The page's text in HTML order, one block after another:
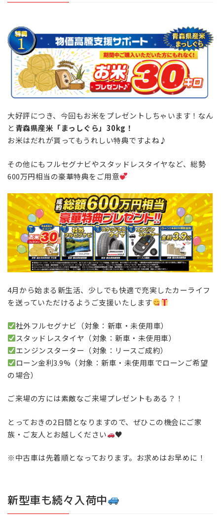
大好評につき、今回もお米をプレゼントしちゃいます！なん
と青森県産米「まっしぐら」30kg！
お米はだれが貰ってもうれしい特典ですよね♪
その他にもフルセグナビやスタッドレスタイヤなど、総勢
600万円相当の豪華特典をご用意
4月から始まる新生活、少しでも快適で充実したカーライフ
を送っていただけるようご支援いたします
社外フルセグナビ（対象：新車・未使用車）
スタッドレスタイヤ（対象：新車・未使用車）
エンジンスターター（対象：リースご成約）
ローン金利3.9%（対象：新車・未使用車でローンご希望
の場合）
ご来場の方には素敵なご来場プレゼントもある？！
とっておきの2日間となりますので、ぜひこの機会にご家
族・ご友人とお越しください
♥️
※中古車は先着順となっております。お求めはお早めに！
新型車も続々入荷中